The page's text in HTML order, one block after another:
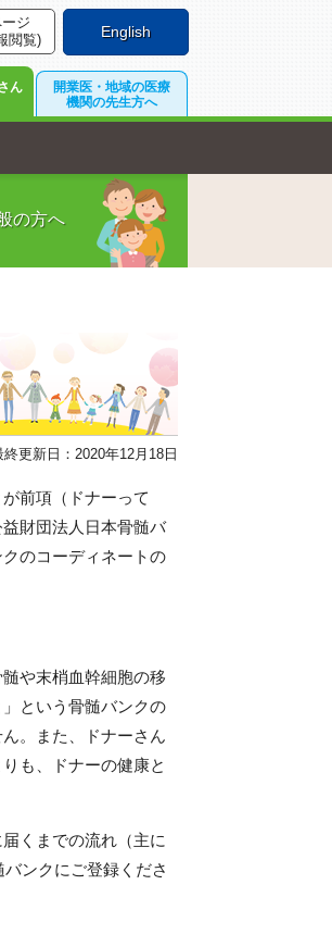
ジ
閲覧)
English
ん
開業医・地域の医療
機関の先生方へ
の方へ
終更新日：2020年12月18日
前項（ドナーって
財団法人日本骨髄バ
のコーディネートの
や末梢血幹細胞の移
という骨髄バンクの
。また、ドナーさん
も、ドナーの健康と
くまでの流れ（主に
バンクにご登録くださ